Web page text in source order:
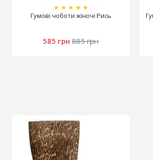
★ ★ ★ ★ ★
Гумові чоботи жіночі Рись
585 грн 885 грн